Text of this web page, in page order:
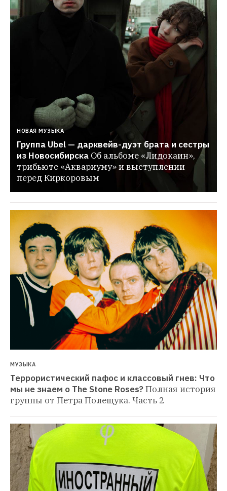
НОВАЯ МУЗЫКА
Группа Ubel — дарквейв-дуэт брата и сестры
из Новосибирска Об альбоме «Лидокаин»,
трибьюте «Аквариуму» и выступлении
перед Киркоровым
МУЗЫКА
Террористический пафос и классовый гнев: Что
мы не знаем о The Stone Roses?Полная история
группы от Петра Полещука. Часть 2